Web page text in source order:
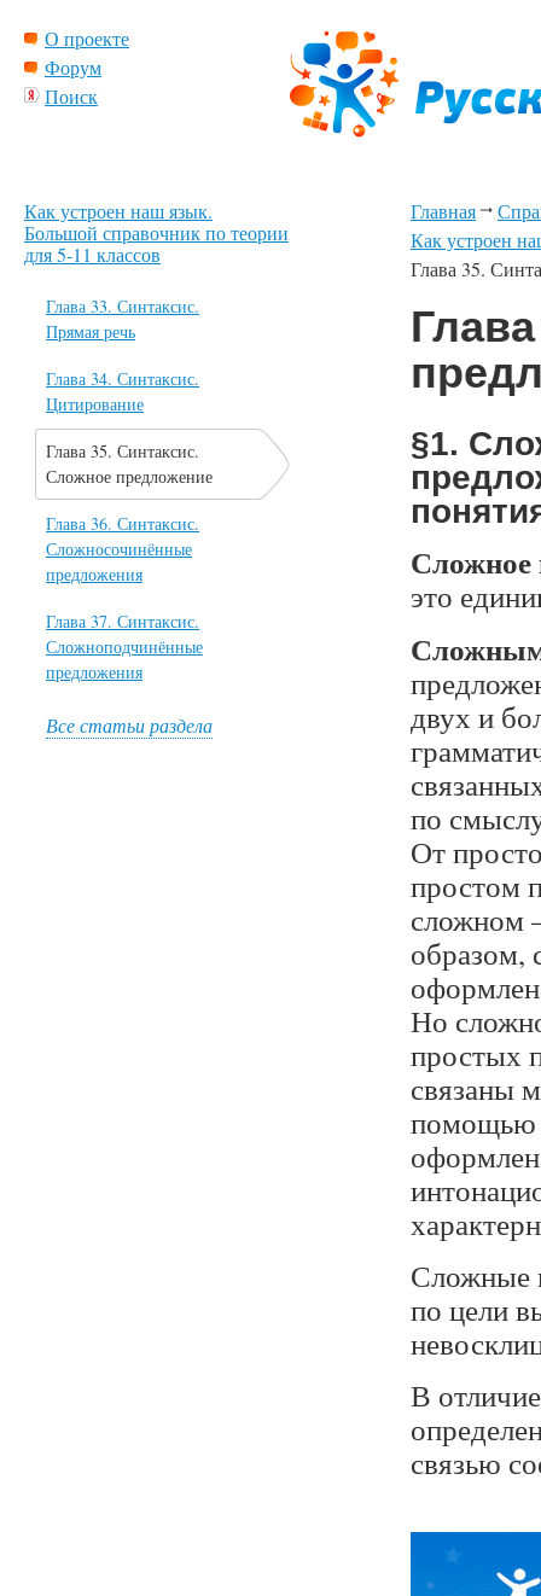
О проекте
Форум
Поиск
Главная
Как устроен
Глава 35.
§1.
Сложное
это
двух и
по
От
простом
сложном
образом,
Но
простых
связаны
помощью
Сложные
по цели
В
связью
Как устроен наш язык.
Большой справочник по теории
для 5-11 классов
Глава 33. Синтаксис.
Прямая речь
Глава 34. Синтаксис.
Цитирование
Глава 35. Синтаксис.
Сложное предложение
Глава 36. Синтаксис.
Сложносочинённые
предложения
Глава 37. Синтаксис.
Сложноподчинённые
предложения
Все статьи раздела